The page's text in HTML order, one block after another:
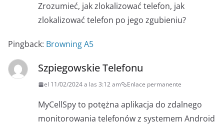
Zrozumieć, jak zlokalizować telefon, jak
zlokalizować telefon po jego zgubieniu?
Pingback: Browning A5
Szpiegowskie Telefonu
el 11/02/2024 a las 3:12 am Enlace permanente
MyCellSpy to potężna aplikacja do zdalnego
monitorowania telefonów z systemem Android